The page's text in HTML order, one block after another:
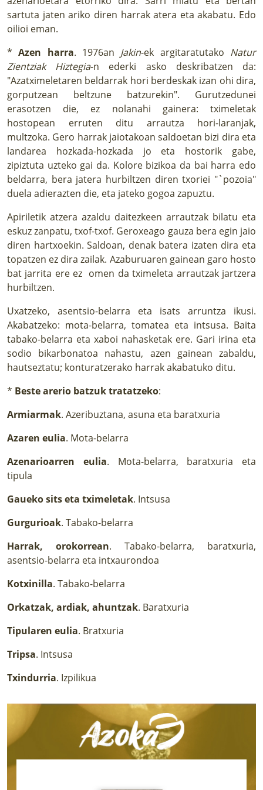
sartuta jaten ariko diren harrak atera eta akabatu. Edo
oilioi eman.
*Azen harra. 1976an Jakin-ek argitaratutako Natur
Zientziak Hiztegia-n ederki asko deskribatzen da:
"Azatximeletaren beldarrak hori berdeskak izan ohi dira,
gorputzean beltzune batzurekin". Gurutzedunei
erasotzen die, ez nolanahi gainera: tximeletak
hostopean erruten ditu arrautza hori-laranjak,
multzoka. Gero harrak jaiotakoan saldoetan bizi dira eta
landarea hozkada-hozkada jo eta hostorik gabe,
zipiztuta uzteko gai da. Kolore bizikoa da bai harra edo
beldarra, bera jatera hurbiltzen diren txoriei "`pozoia"
duela adierazten die, eta jateko gogoa zapuztu.
Apiriletik atzera azaldu daitezkeen arrautzak bilatu eta
eskuz zanpatu, txof-txof. Geroxeago gauza bera egin jaio
diren hartxoekin. Saldoan, denak batera izaten dira eta
topatzen ez dira zailak. Azaburuaren gainean garo hosto
bat jarrita ere ez omen da tximeleta arrautzak jartzera
hurbiltzen.
Uxatzeko, asentsio-belarra eta isats arruntza ikusi.
Akabatzeko: mota-belarra, tomatea eta intsusa. Baita
tabako-belarra eta xaboi nahasketak ere. Gari irina eta
sodio bikarbonatoa nahastu, azen gainean zabaldu,
hautseztatu; konturatzerako harrak akabatuko ditu.
* Beste arerio batzuk tratatzeko:
Armiarmak. Azeribuztana, asuna eta baratxuria
Azaren eulia. Mota-belarra
Azenarioarren eulia. Mota-belarra, baratxuria eta
tipula
Gaueko sits eta tximeletak. Intsusa
Gurgurioak. Tabako-belarra
Harrak, orokorrean. Tabako-belarra, baratxuria,
asentsio-belarra eta intxaurondoa
Kotxinilla. Tabako-belarra
Orkatzak, ardiak, ahuntzak. Baratxuria
Tipularen eulia. Bratxuria
Tripsa. Intsusa
Txindurria. Izpilikua